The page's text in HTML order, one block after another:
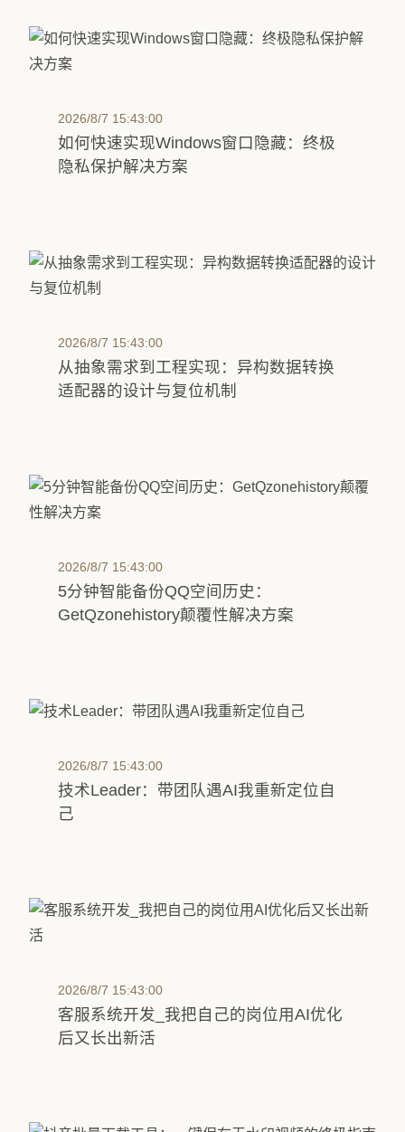
2026/8/7 15:43:00
如何快速实现Windows窗口隐藏：终极
隐私保护解决方案
2026/8/7 15:43:00
从抽象需求到工程实现：异构数据转换
适配器的设计与复位机制
2026/8/7 15:43:00
5分钟智能备份QQ空间历史：
GetQzonehistory颠覆性解决方案
2026/8/7 15:43:00
技术Leader：带团队遇AI我重新定位自
己
2026/8/7 15:43:00
客服系统开发_我把自己的岗位用AI优化
后又长出新活